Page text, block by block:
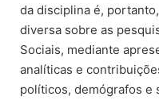
da disciplina é,
diversa sobre as
Sociais, mediante
analíticas e
políticos, demógrafos e